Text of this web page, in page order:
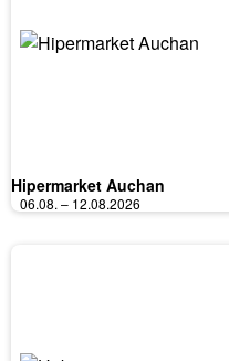
Hipermarket Auchan
06.08. – 12.08.2026